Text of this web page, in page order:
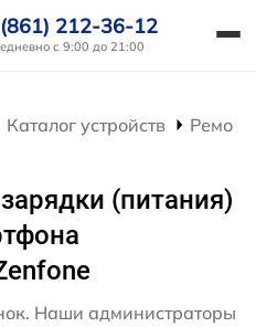
212-36-12
с 9:00 до 21:00
Каталог устройств
(питания)
Наши администраторы